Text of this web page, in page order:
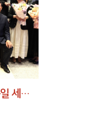
2024년 성체성혈대축일 세례반 세례식